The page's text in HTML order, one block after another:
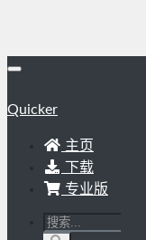
Quicker
主页
下载
专业版